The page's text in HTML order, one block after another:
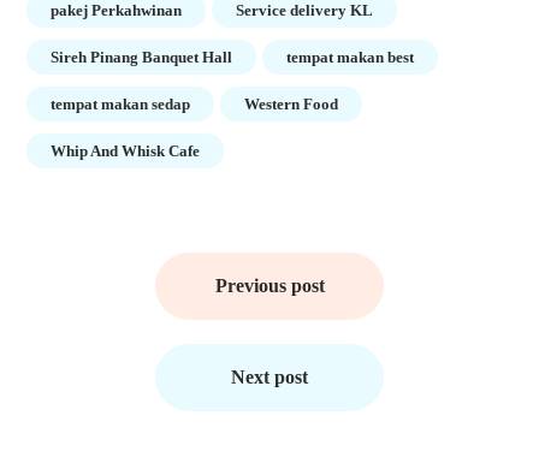
pakej Perkahwinan Service delivery KL
Sireh Pinang Banquet Hall tempat makan best
tempat makan sedap Western Food
Whip And Whisk Cafe
Previous post
Next post